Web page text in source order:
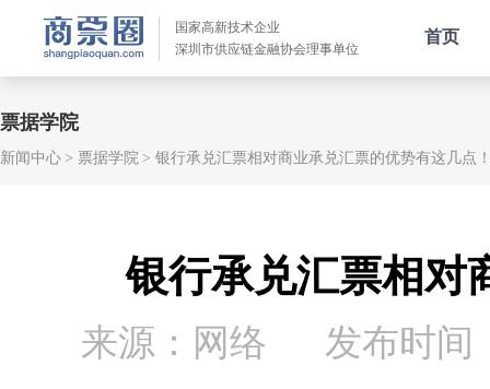
国家高新技术企业
深圳市供应链金融协会理事单位
首页
票据学院
新闻中心 票据学院 银行承兑汇票相对商业承兑汇票的优势有这几点
银行承兑汇票相对
来源：网络 发布时间